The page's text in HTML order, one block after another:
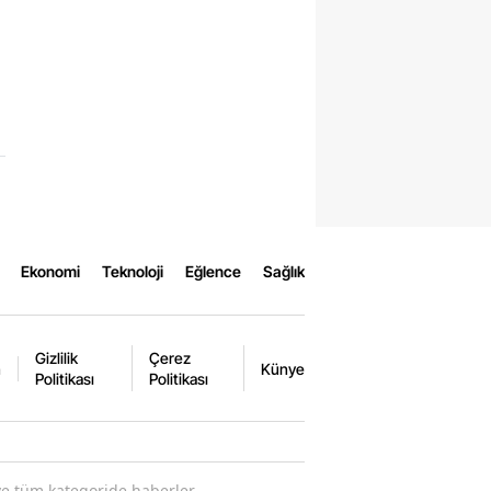
Ekonomi Teknoloji Eğlence Sağlık
Gizlilik
Politikası
Çerez
Politikası
Künye